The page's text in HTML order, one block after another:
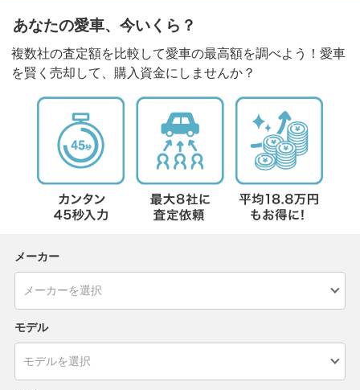
あなたの愛車、今いくら？
複数社の査定額を比較して愛車の最高額を調べよう！愛車
を賢く売却して、購入資金にしませんか？
メーカー
モデル